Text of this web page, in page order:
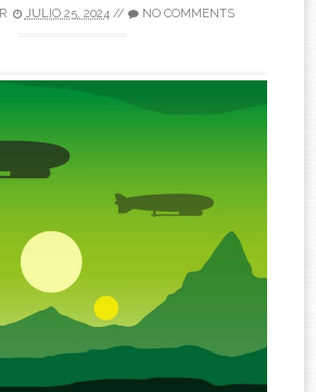
JULIO 25, 2024// NO COMMENTS